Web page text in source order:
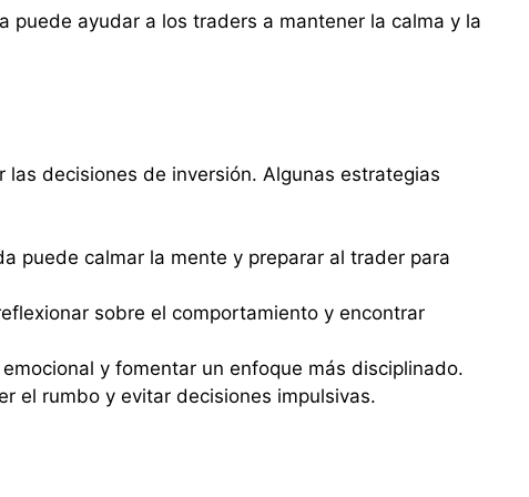
puede ayudar a los traders a mantener la calma y la
decisiones de inversión. Algunas estrategias
puede calmar la mente y preparar al trader para
sobre el comportamiento y encontrar
y fomentar un enfoque más disciplinado.
el rumbo y evitar decisiones impulsivas.